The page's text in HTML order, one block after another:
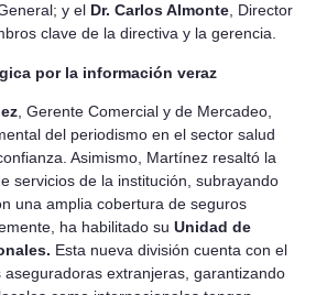
y el Dr. Carlos Almonte, Director
clave de la directiva y la gerencia.
por la información veraz
, Gerente Comercial y de Mercadeo,
del periodismo en el sector salud
Asimismo, Martínez resaltó la
servicios de la institución, subrayando
una amplia cobertura de seguros
ha habilitado su Unidad de
Esta nueva división cuenta con el
aseguradoras extranjeras, garantizando